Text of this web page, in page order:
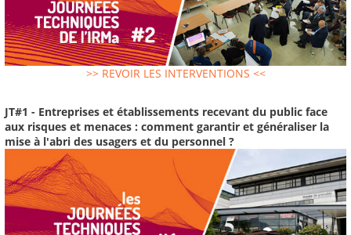
>> REVOIR LES INTERVENTIONS <<
JT#1 - Entreprises et établissements recevant du public face
aux risques et menaces : comment garantir et généraliser la
mise à l'abri des usagers et du personnel ?